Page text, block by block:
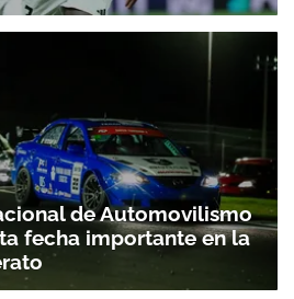
de Automovilismo
fecha importante en la